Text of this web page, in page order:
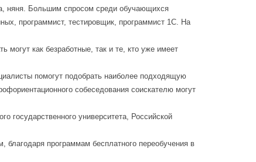
няня. Большим спросом среди обучающихся
программист, тестировщик, программист 1С. На
могут как безработные, так и те, кто уже имеет
помогут подобрать наиболее подходящую
собеседования соискателю могут
государственного университета, Российской
благодаря программам бесплатного переобучения в